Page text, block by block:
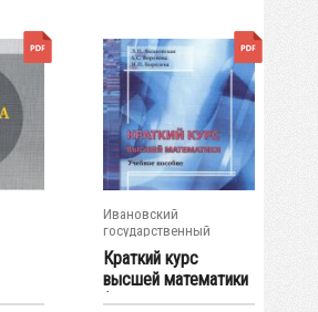
Ивановский
государственный
энергетический...
Краткий курс
высшей математики
(основы линейной и...